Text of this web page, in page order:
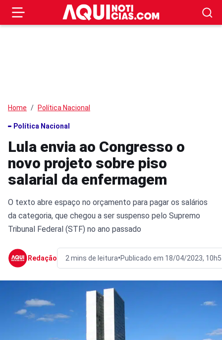
Home Política Nacional
Política Nacional
Lula envia ao Congresso o
novo projeto sobre piso
salarial da enfermagem
O texto abre espaço no orçamento para pagar os salários
da categoria, que chegou a ser suspenso pelo Supremo
Tribunal Federal (STF) no ano passado
Redação 2 mins de leitura•Publicado em 18/04/2023,